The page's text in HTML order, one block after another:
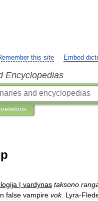
this site Embed
Encyclopedias
| vardynas taksono
false vampire vok. Lyra-